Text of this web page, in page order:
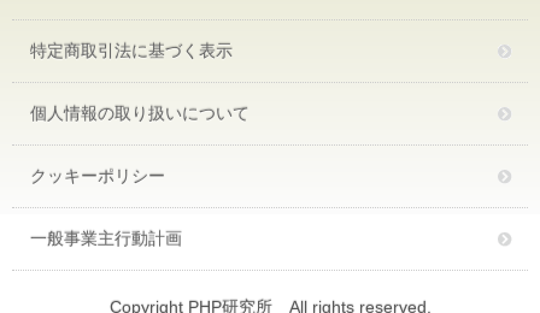
特定商取引法に基づく表示
個人情報の取り扱いについて
クッキーポリシー
一般事業主行動計画
Copyright PHP研究所 All rights reserved.